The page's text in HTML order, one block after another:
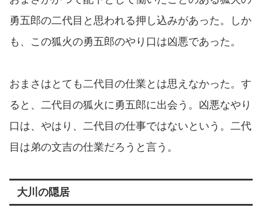
勇五郎の二代目と思われる押し込みがあった。しか
も、この狐火の勇五郎のやり口は凶悪であった。
おまさはとても二代目の仕業とは思えなかった。す
ると、二代目の狐火に勇五郎に出会う。凶悪なやり
口は、やはり、二代目の仕事ではないという。二代
目は弟の文吉の仕業だろうと言う。
大川の隠居